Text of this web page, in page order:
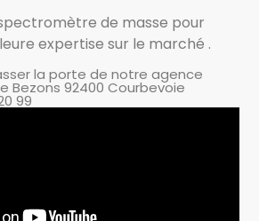
de masse pour
expertise sur le marché .
la porte de notre agence
Bezons 92400 Courbevoie
99